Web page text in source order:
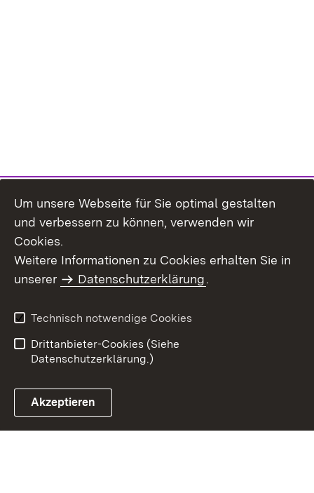
Um unsere Webseite für Sie optimal gestalten
und verbessern zu können, verwenden wir
Cookies.
Weitere Informationen zu Cookies erhalten Sie in
unserer
Datenschutzerklärung.
Technisch notwendige Cookies
Drittanbieter-Cookies (Siehe
Datenschutzerklärung.)
Akzeptieren